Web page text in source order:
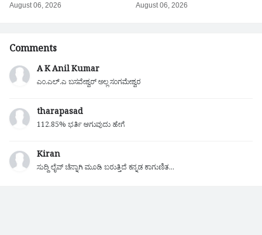
August 06, 2026 August 06, 2026
Comments
A K Anil Kumar
ಎಂ.ಎಲ್.ಎ ಬಸವೇಶ್ವರ್ ಅಲ್ಲ ಸಂಗಮೇಶ್ವರ
tharapasad
112.85% ಭರ್ತಿ ಆಗುವುದು ಹೇಗೆ
Kiran
ಸುದ್ದಿ ಲೈವ್ ಚೆನ್ನಾಗಿ ಮೂಡಿ ಬರುತ್ತಿದೆ ಕನ್ನಡ ಕಾಗುಣಿತ...